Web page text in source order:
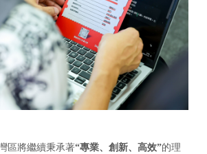
區將繼續秉承著“專業、創新、高效”的理